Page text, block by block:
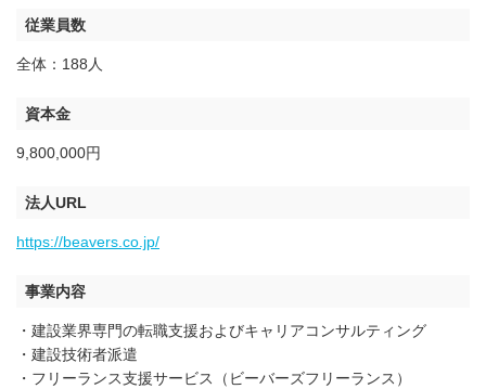
従業員数
全体：188人
資本金
9,800,000円
法人URL
https://beavers.co.jp/
事業内容
・建設業界専門の転職支援およびキャリアコンサルティング
・建設技術者派遣
・フリーランス支援サービス（ビーバーズフリーランス）